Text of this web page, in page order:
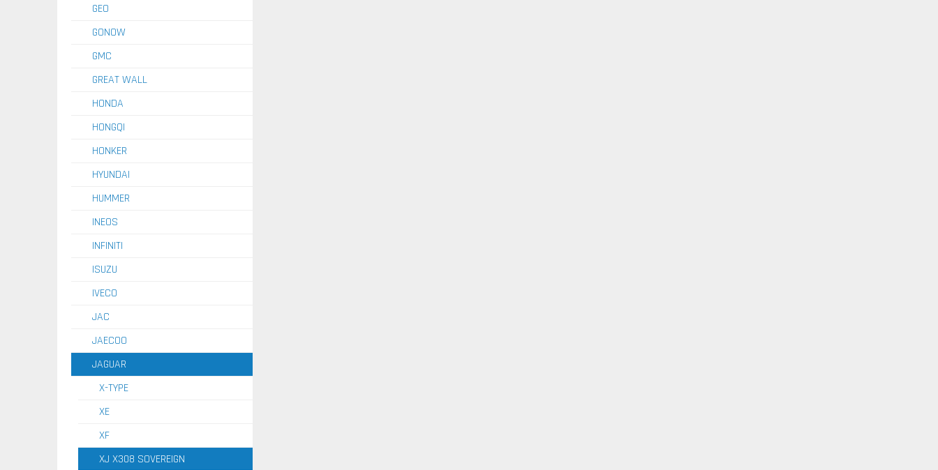
GEO
GONOW
GMC
GREAT WALL
HONDA
HONGQI
HONKER
HYUNDAI
HUMMER
INEOS
INFINITI
ISUZU
IVECO
JAC
JAECOO
JAGUAR
X-TYPE
XE
XF
XJ X308 SOVEREIGN